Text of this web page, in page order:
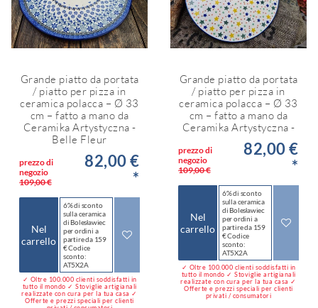
Grande piatto da portata
/ piatto per pizza in
ceramica polacca – Ø 33
cm – fatto a mano da
Ceramika Artystyczna -
Belle Fleur
prezzo di
negozio
109,00 €
82,00 €
*
Nel
carrello
6% di sconto
sulla ceramica
di Bolesławiec
per ordini a
partire da 159
€ Codice
sconto:
AT5X2A
✓ Oltre 100.000 clienti soddisfatti in
tutto il mondo ✓ Stoviglie artigianali
realizzate con cura per la tua casa ✓
Offerte e prezzi speciali per clienti
Grande piatto da portata
/ piatto per pizza in
ceramica polacca – Ø 33
cm – fatto a mano da
Ceramika Artystyczna -
prezzo di
negozio
109,00 €
82,00 €
*
Nel
carrello
6% di sconto
sulla ceramica
di Bolesławiec
per ordini a
partire da 159
€ Codice
sconto:
AT5X2A
✓ Oltre 100.000 clienti soddisfatti in
tutto il mondo ✓ Stoviglie artigianali
realizzate con cura per la tua casa ✓
Offerte e prezzi speciali per clienti
privati / consumatori